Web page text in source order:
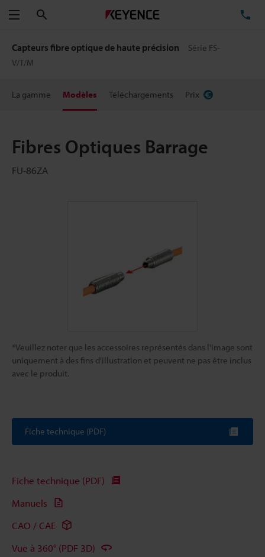
Menu
Capteurs fibre optique de haute précision
Série FS-
V/T/M
La gamme Modèles Téléchargements Prix
Fibres Optiques Barrage
FU-86ZA
*Veuillez noter que les accessoires représentés dans l'image sont
uniquement à des fins d'illustration et peuvent ne pas être inclus
avec le produit.
Fiche technique (PDF)
Fiche technique (PDF)
Manuels
CAO / CAE
Vue à 360° (PDF 3D)